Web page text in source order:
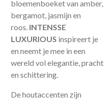
bloemenboeket van amber,
bergamot, jasmijn en
roos. INTENSSE
LUXURIOUS inspireert je
en neemt je mee in een
wereld vol elegantie, pracht
en schittering.
De houtaccenten zijn